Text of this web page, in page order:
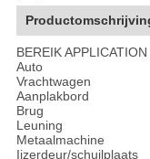
BEREIK APPLICATION
Auto
Vrachtwagen
Aanplakbord
Brug
Leuning
Metaalmachine
Ijzerdeur/schuilplaats